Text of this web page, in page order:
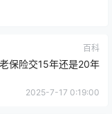
百科
保险交15年还是20年
2025-7-17 0:19:00